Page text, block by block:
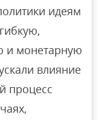
идеям
и монетарную
влияние
процесс